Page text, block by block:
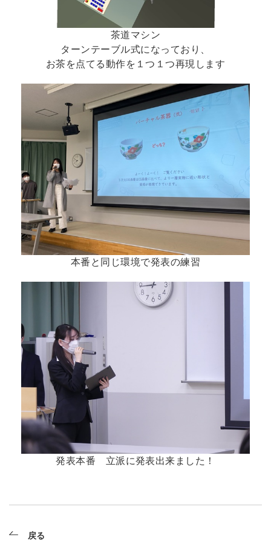
茶道マシン
ターンテーブル式になっており、
お茶を点てる動作を１つ１つ再現します
本番と同じ環境で発表の練習
発表本番 立派に発表出来ました！
戻る